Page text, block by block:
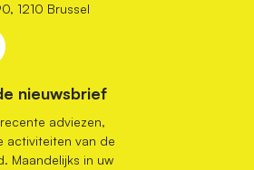
1210 Brussel
nieuwsbrief
adviezen,
activiteiten van de
Maandelijks in uw